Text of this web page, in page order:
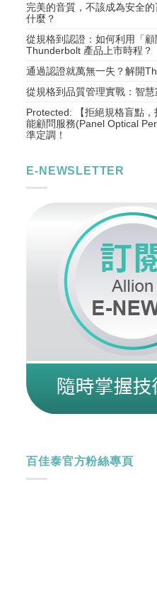
完美的音質，不該成為安全
什麼？
從規格到認證：如何利用「
Thunderbolt 產品上市時程？
通過認證就萬無一失？解開
從規格到品質管理實戰：智
Protected: 【拒絕規格盲點
能顧問服務(Panel Optical
準定調！
E-NEWSLETTER
百佳泰官方粉絲專頁